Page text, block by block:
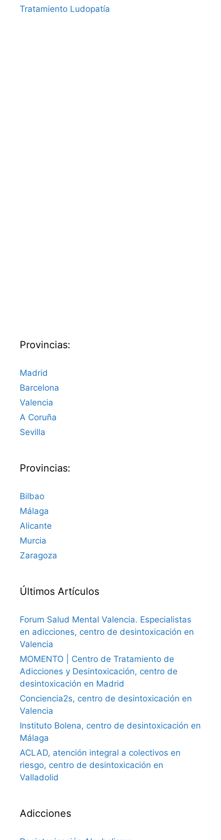
Tratamiento Ludopatía
Provincias:
Madrid
Barcelona
Valencia
A Coruña
Sevilla
Provincias:
Bilbao
Málaga
Alicante
Murcia
Zaragoza
Últimos Artículos
Forum Salud Mental Valencia. Especialistas
en adicciones, centro de desintoxicación en
Valencia
MOMENTO | Centro de Tratamiento de
Adicciones y Desintoxicación, centro de
desintoxicación en Madrid
Conciencia2s, centro de desintoxicación en
Valencia
Instituto Bolena, centro de desintoxicación en
Málaga
ACLAD, atención integral a colectivos en
riesgo, centro de desintoxicación en
Valladolid
Adicciones